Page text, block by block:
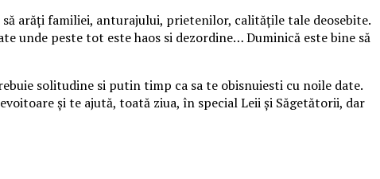
arăţi familiei, anturajului, prietenilor, calităţile tale deosebite.
unde peste tot este haos si dezordine… Duminică este bine să
solitudine si putin timp ca sa te obisnuiesti cu noile date.
şi te ajută, toată ziua, în special Leii şi Săgetătorii, dar